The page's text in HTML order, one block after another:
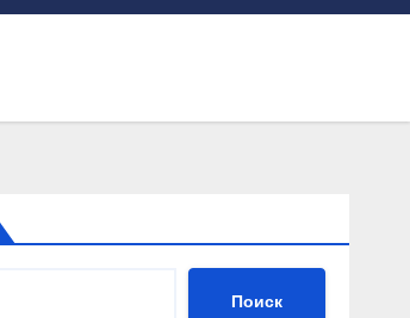
Поиск